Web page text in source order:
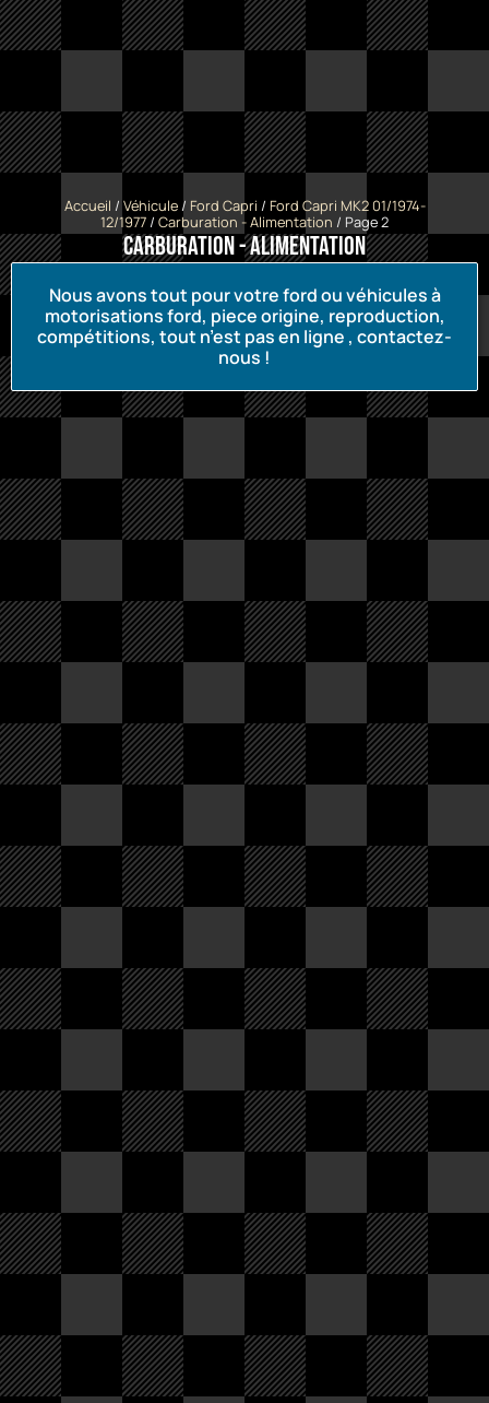
Accueil / Véhicule/ Ford Capri / Ford Capri MK2 01/1974-
12/1977 / Carburation - Alimentation / Page 2
Carburation - Alimentation
Nous avons tout pour votre ford ou véhicules à
motorisations ford, piece origine, reproduction,
compétitions, tout n’est pas en ligne , contactez-
nous !